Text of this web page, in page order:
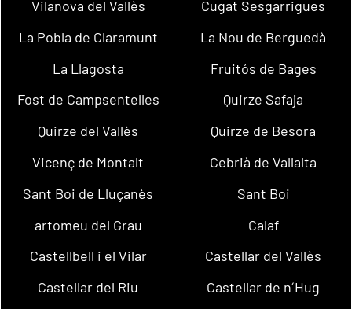
Vilanova del Vallès
Cugat Sesgarrigues
La Pobla de Claramunt
La Nou de Berguedà
La Llagosta
Fruitós de Bages
Fost de Campsentelles
Quirze Safaja
Quirze del Vallès
Quirze de Besora
Vicenç de Montalt
Cebrià de Vallalta
Sant Boi de Lluçanès
Sant Boi
artomeu del Grau
Calaf
Castellbell i el Vilar
Castellar del Vallès
Castellar del Riu
Castellar de n´Hug